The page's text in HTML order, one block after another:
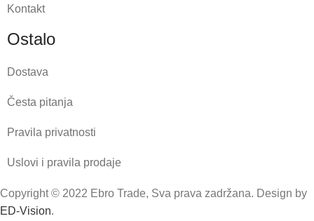
Kontakt
Ostalo
Dostava
Česta pitanja
Pravila privatnosti
Uslovi i pravila prodaje
Copyright © 2022 Ebro Trade, Sva prava zadržana. Design by
ED-Vision.